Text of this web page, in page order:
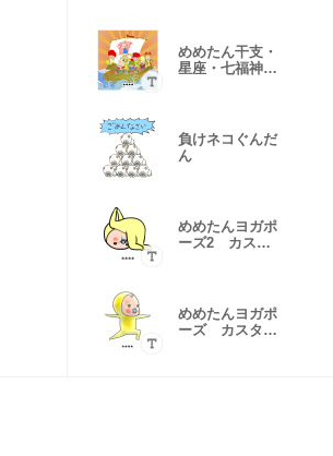
めめたん干支・
星座・七福神・
負けネコぐんだ
ん
めめたんヨガポ
ーズ2 カスタ
めめたんヨガポ
ーズ カスタム